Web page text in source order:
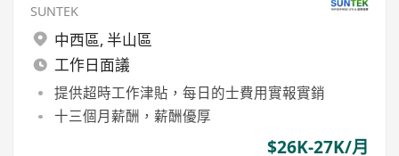
SUNTEK
中西區, 半山區
工作日面議
提供超時工作津貼，每日的士費用實報實銷
十三個月薪酬，薪酬優厚
$26K-27K/月